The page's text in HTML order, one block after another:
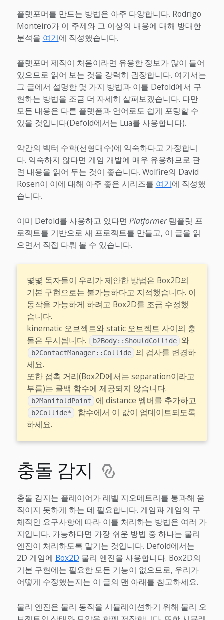
플랫포머를 만드는 방법은 아주 다양합니다. Rodrigo
Monteiro가 이 주제와 그 이상의 내용에 대해 방대한
분석을 여기에 작성했습니다.
플랫포머 제작이 처음이라면 유용한 정보가 많이 들어
있으므로 읽어 보는 것을 강력히 권장합니다. 여기서는
그 글에서 설명한 몇 가지 방법과 이를 Defold에서 구
현하는 방법을 조금 더 자세히 살펴보겠습니다. 다만
모든 내용은 다른 플랫폼과 언어로도 쉽게 포팅할 수
있을 것입니다(Defold에서는 Lua를 사용합니다).
약간의 벡터 수학(선형대수)에 익숙하다고 가정합니
다. 익숙하지 않다면 게임 개발에 매우 유용하므로 관
련 내용을 읽어 두는 것이 좋습니다. Wolfire의 David
Rosen이 이에 대해 아주 좋은 시리즈를 여기에 작성했
습니다.
이미 Defold를 사용하고 있다면 Platformer템플릿 프
로젝트를 기반으로 새 프로젝트를 만들고, 이 글을 읽
으면서 직접 다뤄 볼 수 있습니다.
몇몇 독자들이 우리가 제안한 방법은 Box2D의
기본 구현으로는 불가능하다고 지적했습니다. 이
동작을 가능하게 하려고 Box2D를 조금 수정했
습니다.
kinematic 오브젝트와 static 오브젝트 사이의 충
돌은 무시됩니다.
b2Body::ShouldCollide 와
b2ContactManager::Collide
의 검사를 변경하
세요.
또한 접촉 거리(Box2D에서는 separation이라고
부름)는 콜백 함수에 제공되지 않습니다.
b2ManifoldPoint 에 distance 멤버를 추가하고
b2Collide*
함수에서 이 값이 업데이트되도록
하세요.
충돌 감지
충돌 감지는 플레이어가 레벨 지오메트리를 통과해 움
직이지 못하게 하는 데 필요합니다. 게임과 게임의 구
체적인 요구사항에 따라 이를 처리하는 방법은 여러 가
지입니다. 가능하다면 가장 쉬운 방법 중 하나는 물리
엔진이 처리하도록 맡기는 것입니다. Defold에서는
2D 게임에 Box2D 물리 엔진을 사용합니다. Box2D의
기본 구현에는 필요한 모든 기능이 없으므로, 우리가
어떻게 수정했는지는 이 글의 맨 아래를 참고하세요.
물리 엔진은 물리 동작을 시뮬레이션하기 위해 물리 오